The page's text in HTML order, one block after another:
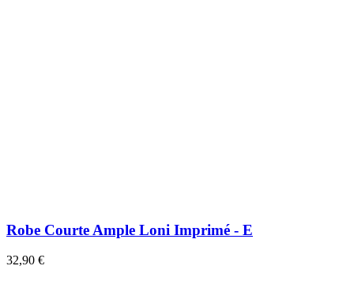
Robe Courte Ample Loni Imprimé - E
32,90 €